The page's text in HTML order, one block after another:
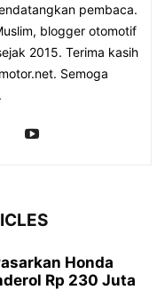
pembaca.
blogger otomotif
2015. Terima kasih
Semoga
Honda
Rp 230 Juta